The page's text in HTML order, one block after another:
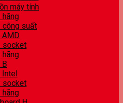
máy tính
hãng
công suất
AMD
socket
hãng
B
Intel
socket
hãng